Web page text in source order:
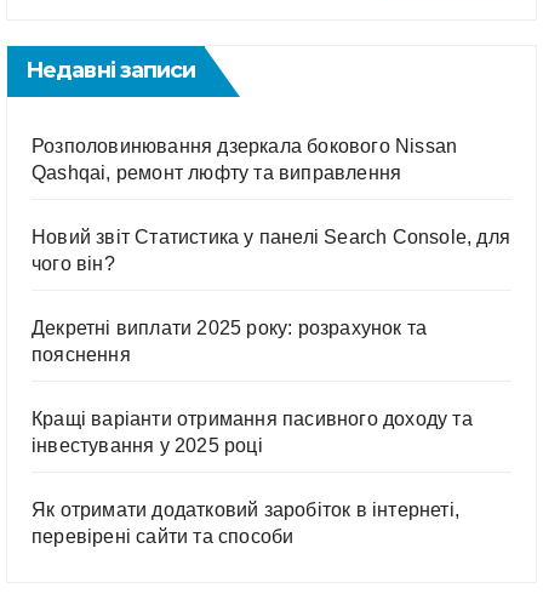
Недавні записи
Розполовинювання дзеркала бокового Nissan
Qashqai, ремонт люфту та виправлення
Новий звіт Статистика у панелі Search Console, для
чого він?
Декретні виплати 2025 року: розрахунок та
пояснення
Кращі варіанти отримання пасивного доходу та
інвестування у 2025 році
Як отримати додатковий заробіток в інтернеті,
перевірені сайти та способи